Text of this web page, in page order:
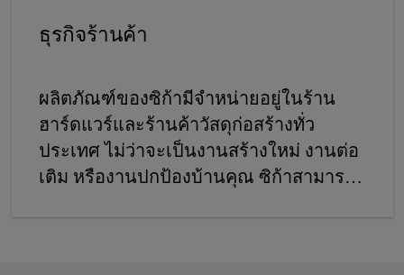
ธุรกิจร้านค้า
ผลิตภัณฑ์ของซิก้ามีจำหน่ายอยู่ในร้าน
ฮาร์ดแวร์และร้านค้าวัสดุก่อสร้างทั่ว
ประเทศ ไม่ว่าจะเป็นงานสร้างใหม่ งานต่อ
เติม หรืองานปกป้องบ้านคุณ ซิก้าสามารถ